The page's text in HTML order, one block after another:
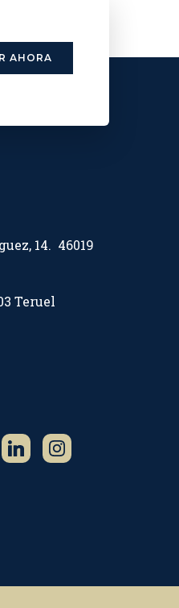
AHORA
14. 46019
Teruel